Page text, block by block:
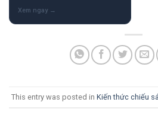
This entry was posted in Kiến thức chiếu